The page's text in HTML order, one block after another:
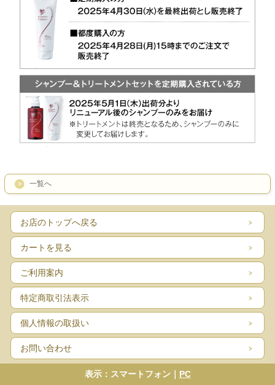
一覧へ
お店のトップへ戻る
カートを見る
ご利用案内
特定商取引法表示
個人情報の取扱い
お問い合わせ
表示：スマートフォン｜ PC